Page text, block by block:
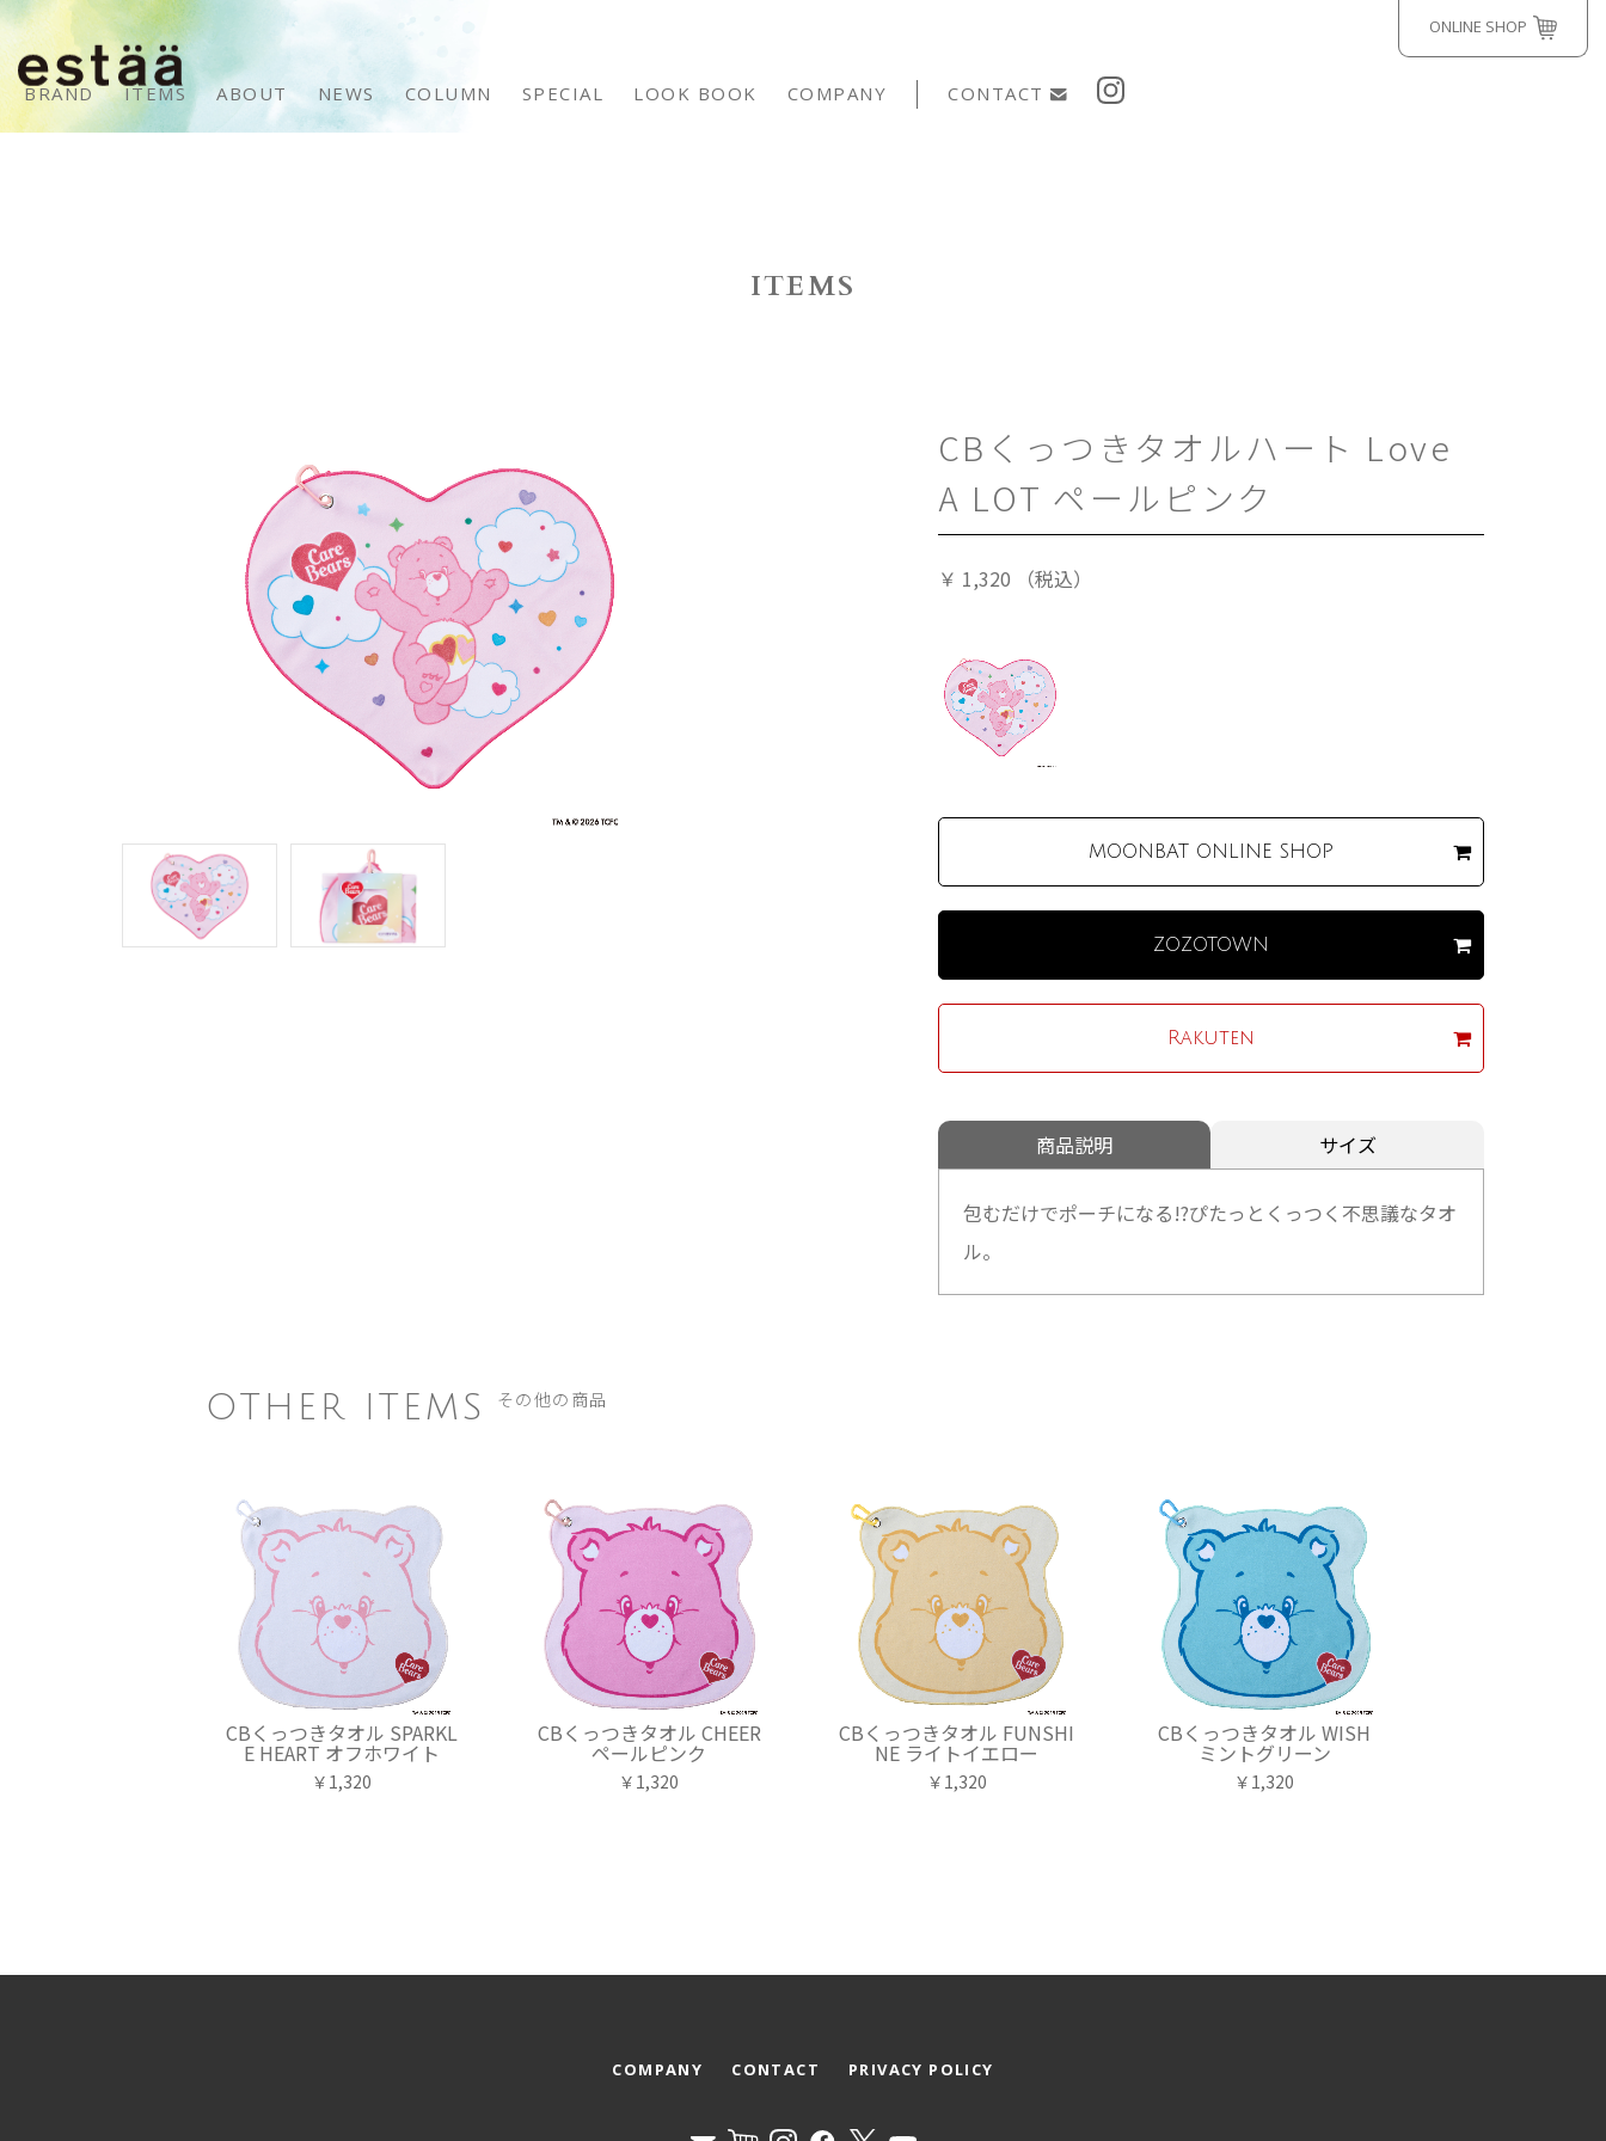
ONLINE SHOP
BRAND ITEMS ABOUT NEWS COLUMN SPECIAL LOOK BOOK COMPANY CONTACT
ITEMS
CBくっつきタオルハート Love
A LOT ペールピンク
￥ 1,320 （税込）
MOONBAT ONLINE SHOP
ZOZOTOWN
Rakuten
商品説明 サイズ
包むだけでポーチになる!?ぴたっとくっつく不思議なタオ
ル。
OTHER ITEMS その他の商品
CBくっつきタオル SPARKL
E HEART オフホワイト
￥1,320
CBくっつきタオル CHEER
ペールピンク
￥1,320
CBくっつきタオル FUNSHI
NE ライトイエロー
￥1,320
CBくっつきタオル WISH
ミントグリーン
￥1,320
COMPANY CONTACT PRIVACY POLICY